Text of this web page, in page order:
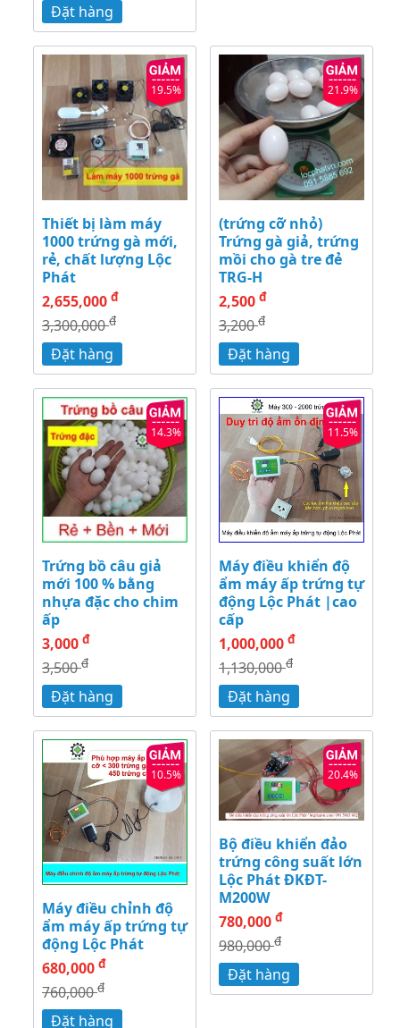
Đặt hàng
19.5%
Thiết bị làm máy
1000 trứng gà mới,
rẻ, chất lượng Lộc
Phát
2,655,000 đ
3,300,000đ
Đặt hàng
21.9%
(trứng cỡ nhỏ)
Trứng gà giả, trứng
mồi cho gà tre đẻ
TRG-H
2,500 đ
3,200đ
Đặt hàng
14.3%
Trứng bồ câu giả
mới 100 % bằng
nhựa đặc cho chim
ấp
3,000 đ
3,500đ
Đặt hàng
11.5%
Máy điều khiển độ
ẩm máy ấp trứng tự
động Lộc Phát |cao
cấp
1,000,000 đ
1,130,000đ
Đặt hàng
10.5%
Máy điều chỉnh độ
ẩm máy ấp trứng tự
động Lộc Phát
680,000 đ
760,000đ
Đặt hàng
20.4%
Bộ điều khiển đảo
trứng công suất lớn
Lộc Phát ĐKĐT-
M200W
780,000 đ
980,000đ
Đặt hàng